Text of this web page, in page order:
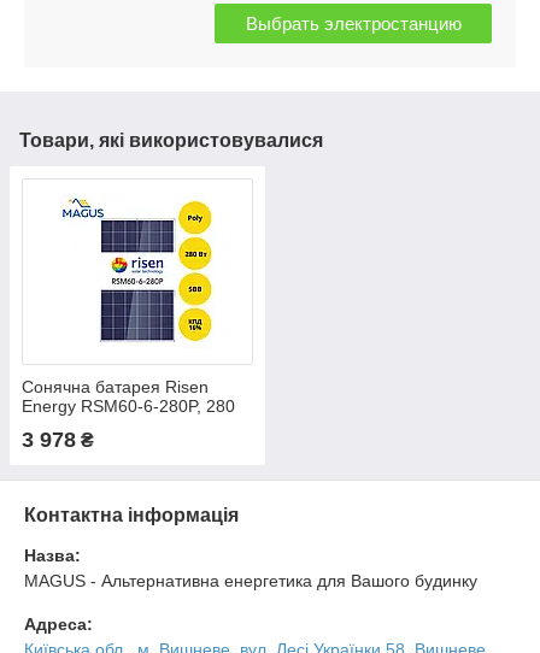
Выбрать электростанцию
Товари, які використовувалися
Сонячна батарея Risen
Energy RSM60-6-280P, 280
3 978 ₴
Контактна інформація
Назва:
MAGUS - Альтернативна енергетика для Вашого будинку
Адреса:
Київська обл., м. Вишневе, вул. Лесі Українки 58, Вишневе,